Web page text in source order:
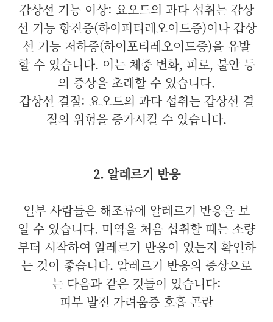
갑상선 기능 이상: 요오드의 과다 섭취는 갑상
선 기능 항진증(하이퍼티레오이드증)이나 갑상
선 기능 저하증(하이포티레오이드증)을 유발
할 수 있습니다. 이는 체중 변화, 피로, 불안 등
의 증상을 초래할 수 있습니다.
갑상선 결절: 요오드의 과다 섭취는 갑상선 결
절의 위험을 증가시킬 수 있습니다.
2. 알레르기 반응
일부 사람들은 해조류에 알레르기 반응을 보
일 수 있습니다. 미역을 처음 섭취할 때는 소량
부터 시작하여 알레르기 반응이 있는지 확인하
는 것이 좋습니다. 알레르기 반응의 증상으로
는 다음과 같은 것들이 있습니다:
피부 발진 가려움증 호흡 곤란